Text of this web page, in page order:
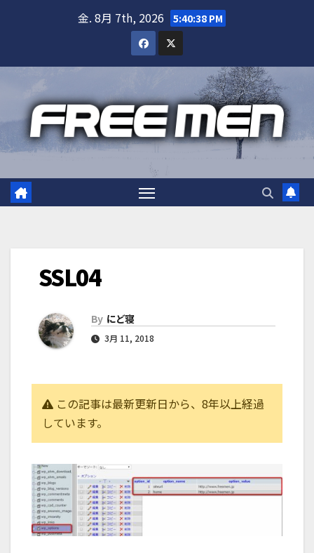
金. 8月 7th, 2026 5:40:38 PM
SSL04
By にど寝
3月 11, 2018
この記事は最新更新日から、8年以上経過
しています。